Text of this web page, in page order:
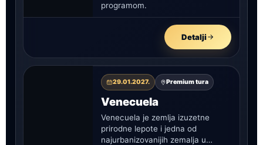
programom.
Detalji
29.01.2027. Premium tura
Venecuela
Venecuela je zemlja izuzetne
prirodne lepote i jedna od
najurbanizovanijih zemalja u